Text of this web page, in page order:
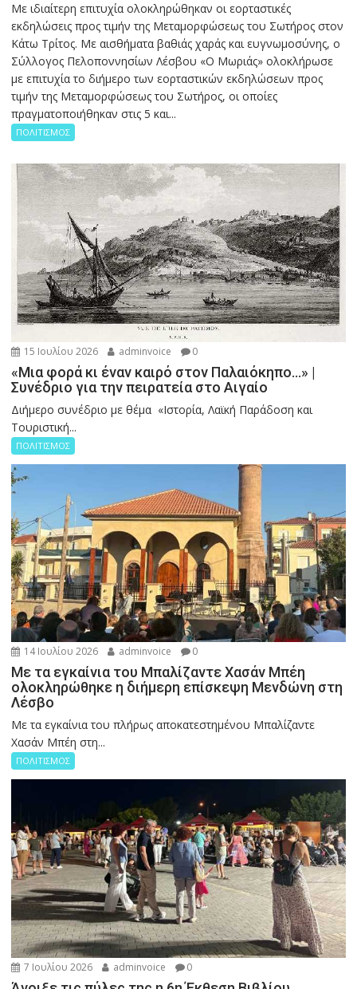
Με ιδιαίτερη επιτυχία ολοκληρώθηκαν οι εορταστικές
εκδηλώσεις προς τιμήν της Μεταμορφώσεως του Σωτήρος στον
Κάτω Τρίτος. Με αισθήματα βαθιάς χαράς και ευγνωμοσύνης, ο
Σύλλογος Πελοποννησίων Λέσβου «Ο Μωριάς» ολοκλήρωσε
με επιτυχία το διήμερο των εορταστικών εκδηλώσεων προς
τιμήν της Μεταμορφώσεως του Σωτήρος, οι οποίες
πραγματοποιήθηκαν στις 5 και...
ΠΟΛΙΤΙΣΜΟΣ
15 Ιουλίου 2026 adminvoice 0
«Μια φορά κι έναν καιρό στον Παλαιόκηπο…» |
Συνέδριο για την πειρατεία στο Αιγαίο
Διήμερο συνέδριο με θέμα «Ιστορία, Λαϊκή Παράδοση και
Τουριστική...
ΠΟΛΙΤΙΣΜΟΣ
14 Ιουλίου 2026 adminvoice 0
Με τα εγκαίνια του Μπαλίζαντε Χασάν Μπέη
ολοκληρώθηκε η διήμερη επίσκεψη Μενδώνη στη
Λέσβο
Με τα εγκαίνια του πλήρως αποκατεστημένου Μπαλίζαντε
Χασάν Μπέη στη...
ΠΟΛΙΤΙΣΜΟΣ
7 Ιουλίου 2026 adminvoice 0